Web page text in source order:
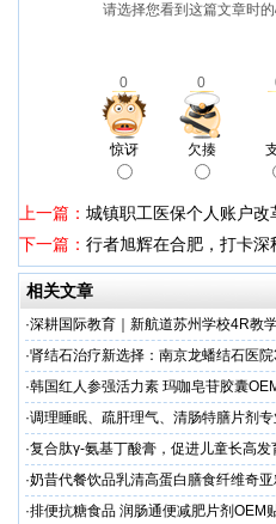
请选择您看到这篇文章时
0 0
惊讶 欠揍
上一篇： 城镇职工医保个人账户改
下一篇： 行者旭辉在合肥，打卡深
相关文章
·深耕国际教育｜新航道苏州学校4R教
学备考之路
·肾结石治疗新选择：南京龙蟠结石医
保肾取石术
·韩国红人参强活力素 玛咖皂苷胶囊
造商
·调理睡眠、疏肝理气、清肠特膳片剂
专业
·复合肽γ-氨基丁酸膏，促进儿童长高发
工厂家
·奶昔代餐饮品乳清高蛋白膳食纤维奇
厂家
·排便抗糖食品 润肠通便减肥片剂OEM